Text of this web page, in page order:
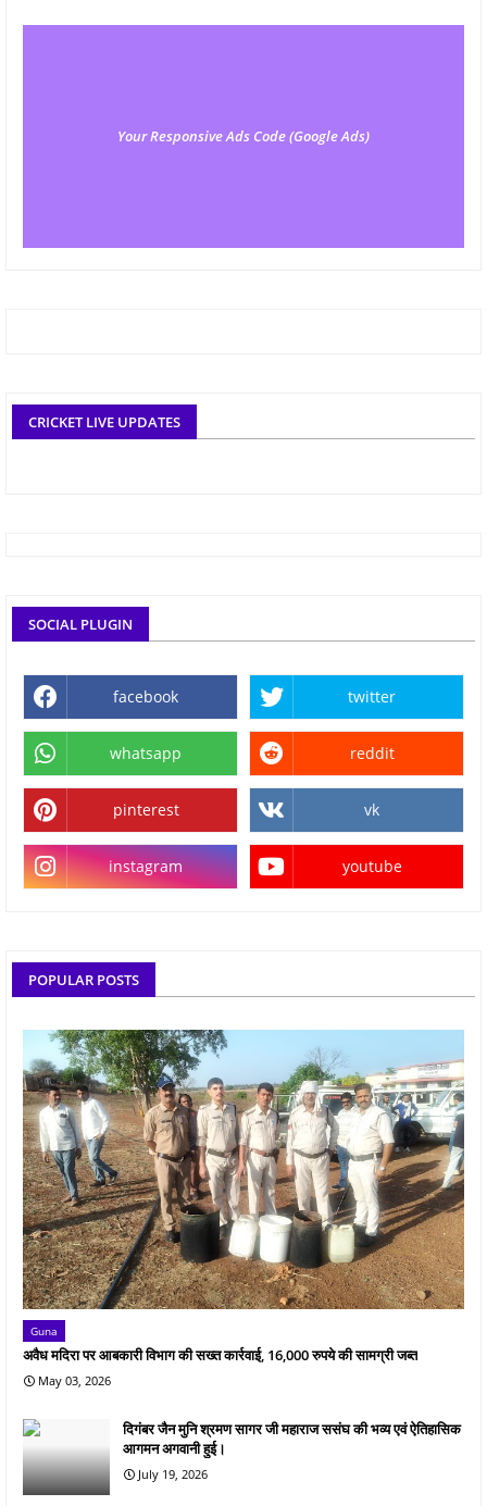
Your Responsive Ads Code (Google Ads)
CRICKET LIVE UPDATES
SOCIAL PLUGIN
facebook twitter
whatsapp reddit
pinterest vk
instagram youtube
POPULAR POSTS
Guna
अवैध मदिरा पर आबकारी विभाग की सख्त कार्रवाई, 16,000 रुपये की सामग्री जब्त
May 03, 2026
दिगंबर जैन मुनि श्रमण सागर जी महाराज ससंघ की भव्य एवं ऐतिहासिक
आगमन अगवानी हुई।
July 19, 2026